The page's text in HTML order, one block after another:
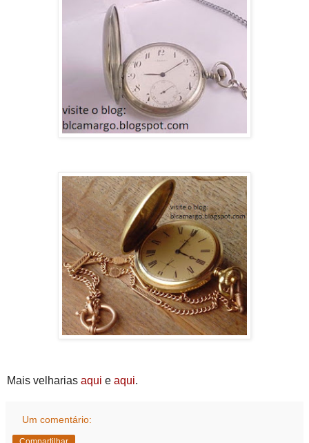
Mais velharias aqui e aqui.
Um comentário: